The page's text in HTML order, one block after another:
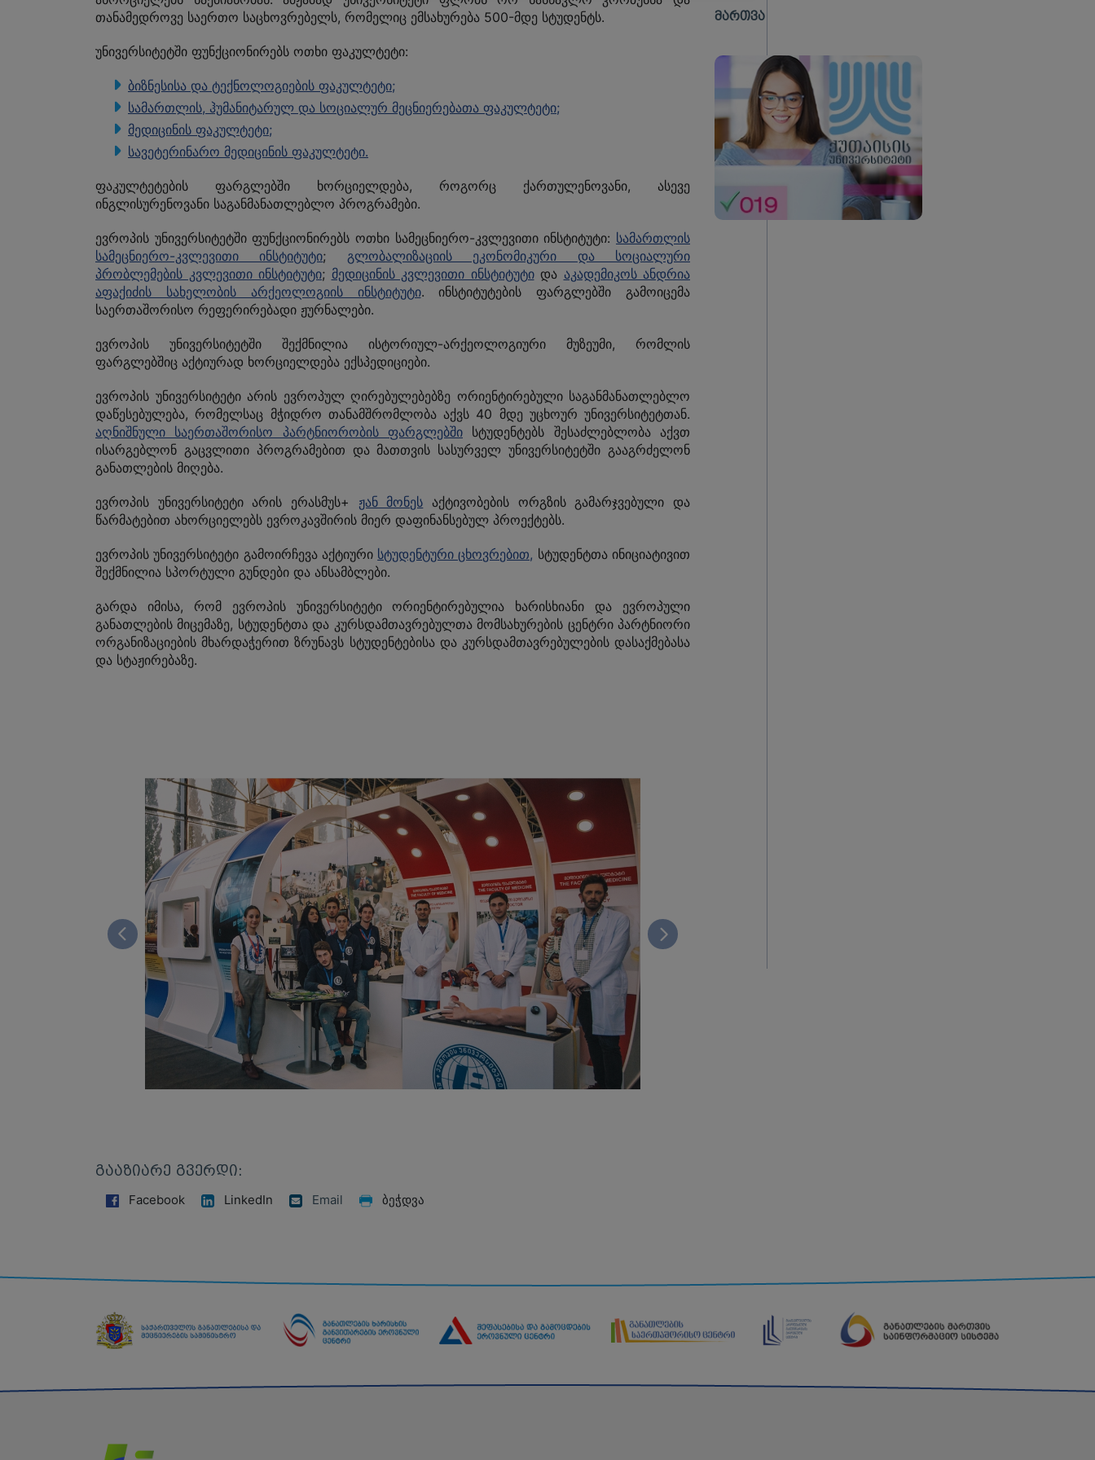
ᲡᲐᲛᲐᲠᲗᲚᲔᲑᲠᲘᲕᲘ
ᲐᲥᲢᲔᲑᲘ
ᲞᲔᲠᲡᲝᲜᲐᲚᲘ
ᲙᲐᲠᲘᲔᲠᲐ ᲔᲕᲠᲝᲞᲘᲡ
ᲐᲓᲛᲘᲜᲘᲡᲢᲠᲐᲪᲘᲣᲚᲘ
ᲞᲔᲠᲡᲝᲜᲐᲚᲘ
ᲑᲘᲑᲚᲘᲝᲗᲔᲙᲐ
ᲑᲘᲑᲚᲘᲝᲗᲔᲙᲘᲡ ᲨᲔᲡᲐᲮᲔᲑ
ᲡᲐᲛᲔᲪᲜᲘᲔᲠᲝ ᲑᲐᲖᲔᲑᲘ
ᲘᲜᲝᲕᲐᲪᲘᲣᲠᲘ ᲡᲬᲐᲕᲚᲔᲑᲐ
ᲞᲔᲠᲡᲝᲜᲐᲚᲘ
ᲩᲐᲛᲝᲜᲐᲗᲕᲐᲚᲘ
ᲮᲨᲘᲠᲐᲓ ᲓᲐᲡᲛᲣᲚᲘ ᲙᲘᲗᲮᲕᲔᲑᲘ
ᲡᲢᲣᲓᲔᲜᲢᲗᲐ ᲓᲐ
ᲙᲣᲠᲡᲓᲐᲛᲗᲐᲕᲠᲔᲑᲣᲚᲗᲐ
ᲛᲝᲛᲡᲐᲮᲣᲠᲔᲑᲘᲡ ᲪᲔᲜᲢᲠᲘ
ᲘᲜᲡᲢᲘᲢᲣᲢᲘ
ᲐᲠᲥᲔᲝᲚᲝᲒᲘᲘᲡ
თანამედროვე საერთო საცხოვრებელს, რომელიც ემსახურება 500-მდე სტუდენტს.
უნივერსიტეტში ფუნქციონირებს ოთხი ფაკულტეტი:
ბიზნესისა და ტექნოლოგიების ფაკულტეტი;
სამართლის, ჰუმანიტარულ და სოციალურ მეცნიერებათა ფაკულტეტი;
მედიცინის ფაკულტეტი;
სავეტერინარო მედიცინის ფაკულტეტი.
ფაკულტეტების ფარგლებში ხორციელდება, როგორც ქართულენოვანი, ასევე
ინგლისურენოვანი საგანმანათლებლო პროგრამები.
ევროპის უნივერსიტეტში ფუნქციონირებს ოთხი სამეცნიერო-კვლევითი ინსტიტუტი: სამართლის
სამეცნიერო-კვლევითი ინსტიტუტი; გლობალიზაციის ეკონომიკური და სოციალური
პრობლემების კვლევითი ინსტიტუტი; მედიცინის კვლევითი ინსტიტუტიდა აკადემიკოს ანდრია
აფაქიძის სახელობის არქეოლოგიის ინსტიტუტი. ინსტიტუტების ფარგლებში გამოიცემა
საერთაშორისო რეფერირებადი ჟურნალები.
ევროპის უნივერსიტეტში შექმნილია ისტორიულ-არქეოლოგიური მუზეუმი, რომლის
ფარგლებშიც აქტიურად ხორციელდება ექსპედიციები.
ევროპის უნივერსიტეტი არის ევროპულ ღირებულებებზე ორიენტირებული საგანმანათლებლო
დაწესებულება, რომელსაც მჭიდრო თანამშრომლობა აქვს 40 მდე უცხოურ უნივერსიტეტთან.
აღნიშნული საერთაშორისო პარტნიორობის ფარგლებში სტუდენტებს შესაძლებლობა აქვთ
ისარგებლონ გაცვლითი პროგრამებით და მათთვის სასურველ უნივერსიტეტში გააგრძელონ
განათლების მიღება.
ევროპის უნივერსიტეტი არის ერასმუს+ ჟან მონეს აქტივობების ორგზის გამარჯვებული და
წარმატებით ახორციელებს ევროკავშირის მიერ დაფინანსებულ პროექტებს.
ევროპის უნივერსიტეტი გამოირჩევა აქტიური სტუდენტური ცხოვრებით, სტუდენტთა ინიციატივით
შექმნილია სპორტული გუნდები და ანსამბლები.
გარდა იმისა, რომ ევროპის უნივერსიტეტი ორიენტირებულია ხარისხიანი და ევროპული
განათლების მიცემაზე, სტუდენტთა და კურსდამთავრებულთა მომსახურების ცენტრი პარტნიორი
ორგანიზაციების მხარდაჭერით ზრუნავს სტუდენტებისა და კურსდამთავრებულების დასაქმებასა
და სტაჟირებაზე.
ᲒᲐᲐᲖᲘᲐᲠᲔ ᲒᲕᲔᲠᲓᲘ:
Facebook LinkedIn Email ბეჭდვა
ᲛᲐᲠᲗᲕᲐ